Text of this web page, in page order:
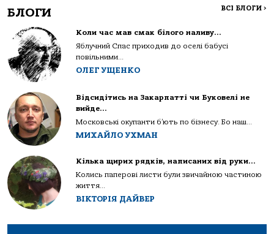
БЛОГИ ВСІ БЛОГИ >
Коли час мав смак білого наливу…
Яблучний Спас приходив до оселі бабусі
повільними...
ОЛЕГ УЩЕНКО
Відсидітись на Закарпатті чи Буковелі не
вийде…
Московські окупанти б’ють по бізнесу. Бо наш...
МИХАЙЛО УХМАН
Кілька щирих рядків, написаних від руки…
Колись паперові листи були звичайною частиною
життя...
ВІКТОРІЯ ДАЙВЕР